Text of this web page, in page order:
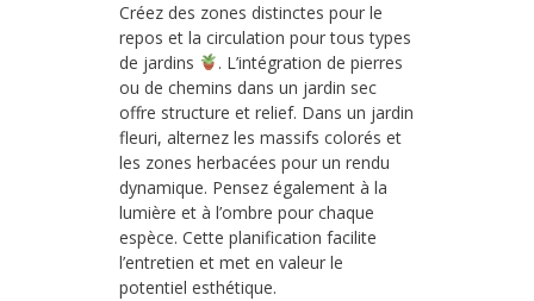
Créez des zones distinctes pour le
repos et la circulation pour tous types
de jardins
. L’intégration de pierres
ou de chemins dans un jardin sec
offre structure et relief. Dans un jardin
fleuri, alternez les massifs colorés et
les zones herbacées pour un rendu
dynamique. Pensez également à la
lumière et à l’ombre pour chaque
espèce. Cette planification facilite
l’entretien et met en valeur le
potentiel esthétique.